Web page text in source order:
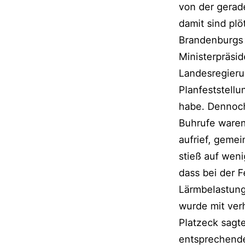
von der
damit sind
habe.
Buhrufe
aufrief,
stieß auf
dass bei der
wurde mit
Platzeck